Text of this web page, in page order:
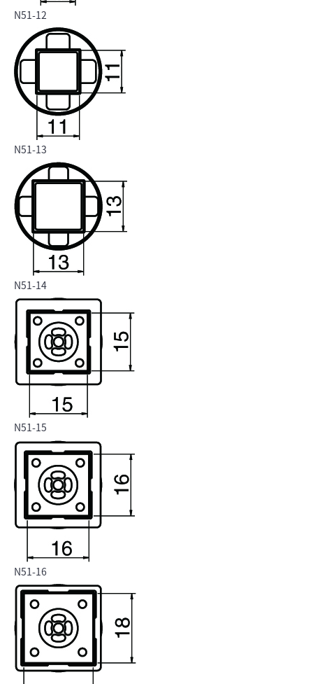
N51-12
N51-13
N51-14
N51-15
N51-16